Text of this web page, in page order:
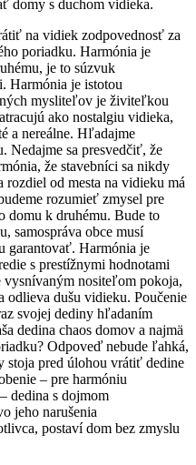
domy s duchom vidieka.
na vidiek zodpovednosť za
poriadku. Harmónia je
je to súzvuk
Harmónia je istotou
mysliteľov je živiteľkou
ako nostalgiu vidieka,
a nereálne. Hľadajme
Nedajme sa presvedčiť, že
že stavebníci sa nikdy
od mesta na vidieku má
rozumieť zmysel pre
domu k druhému. Bude to
samospráva obce musí
garantovať. Harmónia je
s prestížnymi hodnotami
vysnívaným nositeľom pokoja,
odlieva dušu vidieku. Poučenie
svojej dediny hľadaním
dedina chaos domov a najmä
Odpoveď nebude ľahká,
stoja pred úlohou vrátiť dedine
– pre harmóniu
dedina s dojmom
jeho narušenia
postaví dom bez zmyslu